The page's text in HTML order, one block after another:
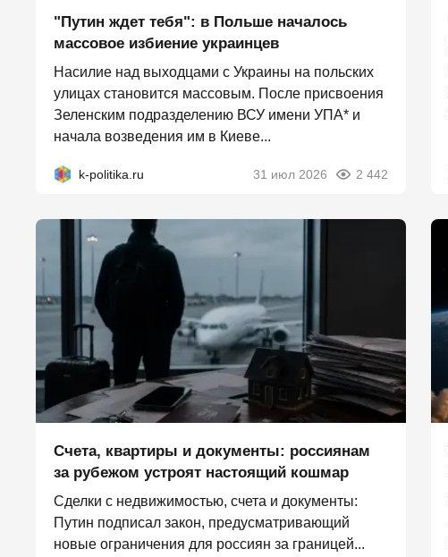
"Путин ждет тебя": в Польше началось
массовое избиение украинцев
Насилие над выходцами с Украины на польских
улицах становится массовым. После присвоения
Зеленским подразделению ВСУ имени УПА* и
начала возведения им в Киеве...
k-politika.ru 31 июл 2026 2 442
Счета, квартиры и документы: россиянам
за рубежом устроят настоящий кошмар
Сделки с недвижимостью, счета и документы:
Путин подписал закон, предусматривающий
новые ограничения для россиян за границей...